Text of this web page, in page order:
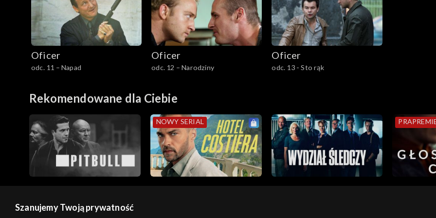
Oficer
odc. 11 – Napad
Oficer
odc. 12 – Narodziny
Oficer
odc. 13 - Sto rąk
Rekomendowane dla Ciebie
NOWY SERIAL
Szanujemy Twoją prywatność